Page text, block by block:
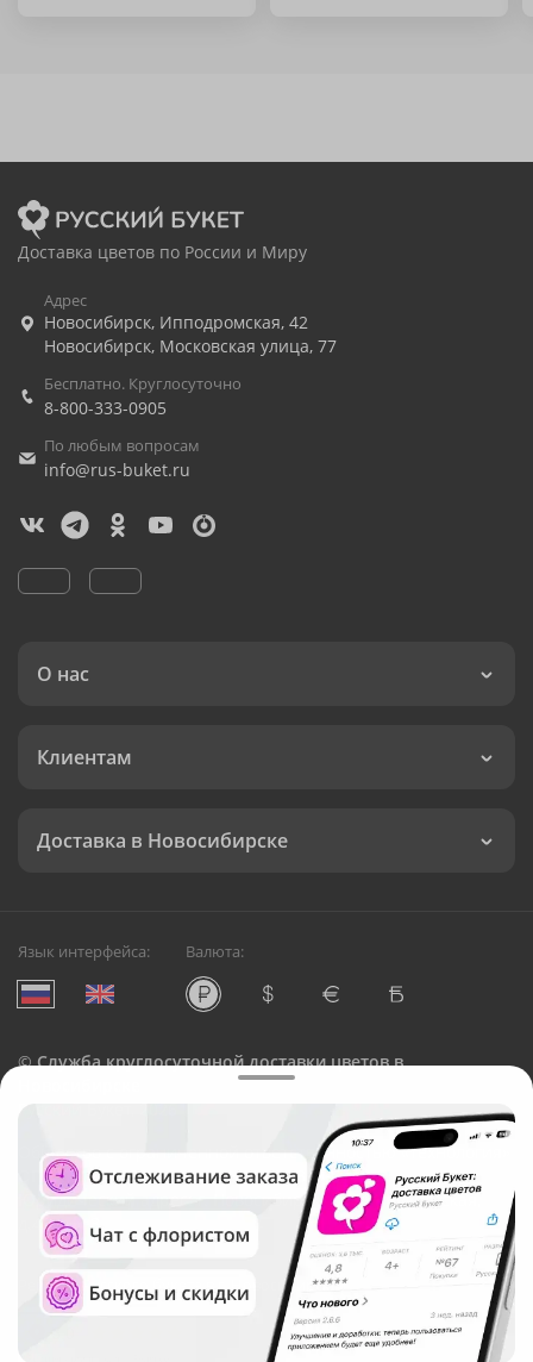
Доставка цветов по России и Миру
Адрес
Новосибирск, Ипподромская, 42
Новосибирск, Московская улица, 77
Бесплатно. Круглосуточно
8-800-333-0905
По любым вопросам
info@rus-buket.ru
О нас
Клиентам
Доставка в Новосибирске
Язык интерфейса: Валюта:
©Служба круглосуточной доставки цветов в
Русский Букет, 2026
Общество с ограниченной ответственностью «Технология»
ОГРН: 1195476081745, ИНН: 5410081997
Юридический адрес: г. Новосибирск, ул. Ипподромская,
д.42, оф. 3
Рейтинг Русского букета в г. Новосибирск